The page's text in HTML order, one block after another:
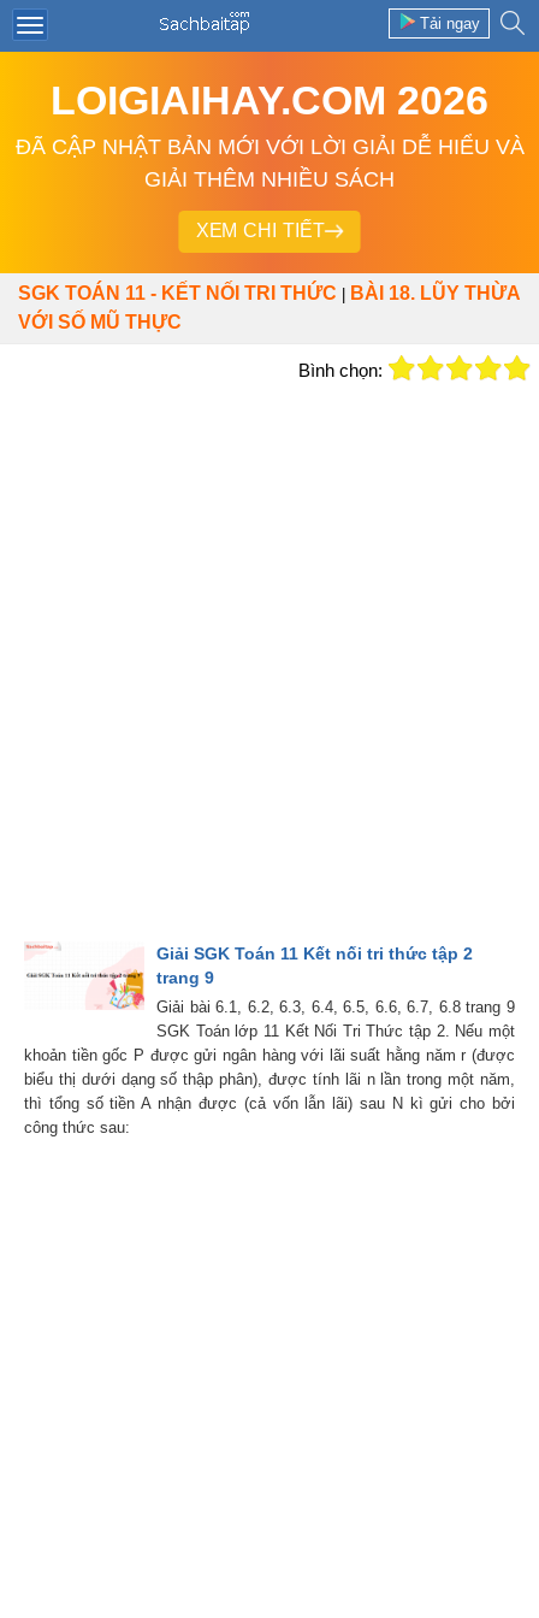
Tải ngay
LOIGIAIHAY.COM 2026
ĐÃ CẬP NHẬT BẢN MỚI VỚI LỜI GIẢI DỄ HIỂU VÀ
GIẢI THÊM NHIỀU SÁCH
XEM CHI TIẾT
SGK TOÁN 11 - KẾT NỐI TRI THỨC
BÀI 18. LŨY THỪA
VỚI SỐ MŨ THỰC
Bình chọn:
Giải SGK Toán 11 Kết nối tri thức tập 2
trang 9
Giải bài 6.1, 6.2, 6.3, 6.4, 6.5, 6.6, 6.7, 6.8 trang 9
SGK Toán lớp 11 Kết Nối Tri Thức tập 2. Nếu một
khoản tiền gốc P được gửi ngân hàng với lãi suất hằng năm r (được
biểu thị dưới dạng số thập phân), được tính lãi n lần trong một năm,
thì tổng số tiền A nhận được (cả vốn lẫn lãi) sau N kì gửi cho bởi
công thức sau: